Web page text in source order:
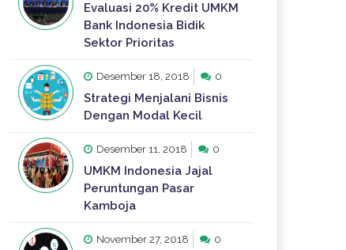
Evaluasi 20% Kredit UMKM
Bank Indonesia Bidik
Sektor Prioritas
Desember 18, 2018 0
Strategi Menjalani Bisnis
Dengan Modal Kecil
Desember 11, 2018 0
UMKM Indonesia Jajal
Peruntungan Pasar
Kamboja
November 27, 2018 0